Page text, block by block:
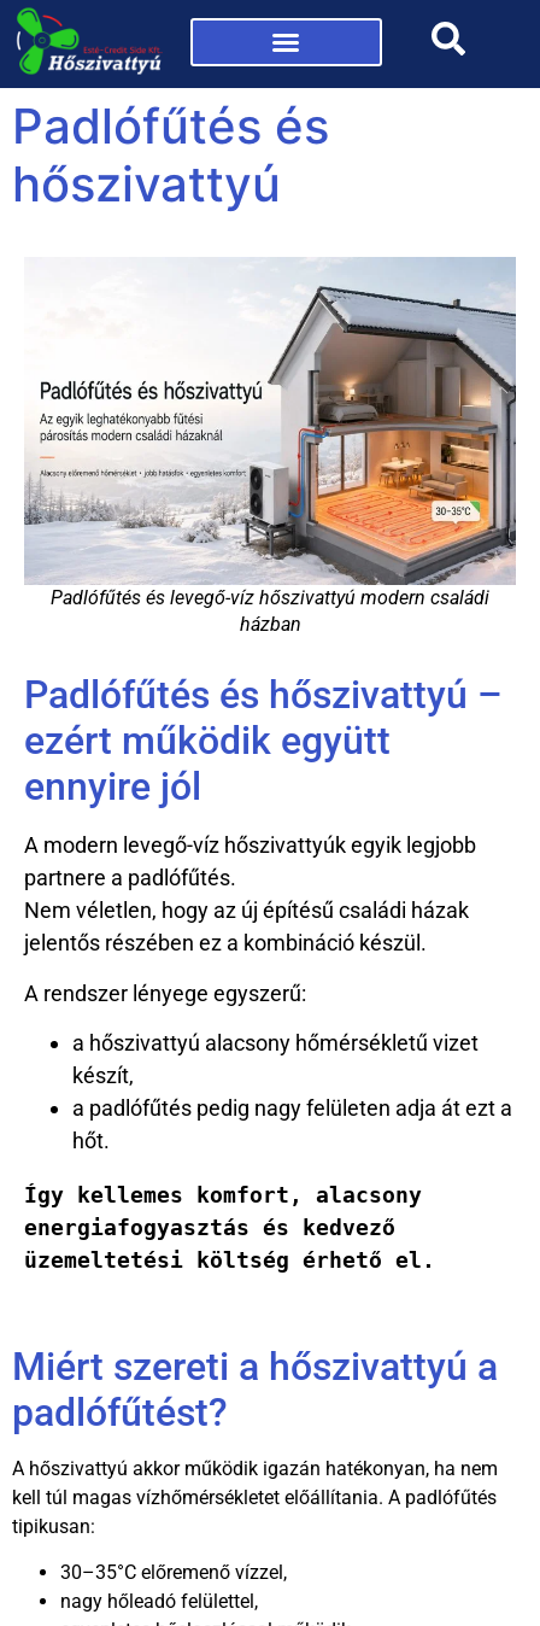
Padlófűtés és
hőszivattyú
Padlófűtés és levegő-víz hőszivattyú modern családi
házban
Padlófűtés és hőszivattyú –
ezért működik együtt
ennyire jól
A modern levegő-víz hőszivattyúk egyik legjobb
partnere a padlófűtés.
Nem véletlen, hogy az új építésű családi házak
jelentős részében ez a kombináció készül.
A rendszer lényege egyszerű:
a hőszivattyú alacsony hőmérsékletű vizet
készít,
a padlófűtés pedig nagy felületen adja át ezt a
hőt.
Így kellemes komfort, alacsony
energiafogyasztás és kedvező
üzemeltetési költség érhető el.
Miért szereti a hőszivattyú a
padlófűtést?
A hőszivattyú akkor működik igazán hatékonyan, ha nem
kell túl magas vízhőmérsékletet előállítania. A padlófűtés
tipikusan:
30–35°C előremenő vízzel,
nagy hőleadó felülettel,